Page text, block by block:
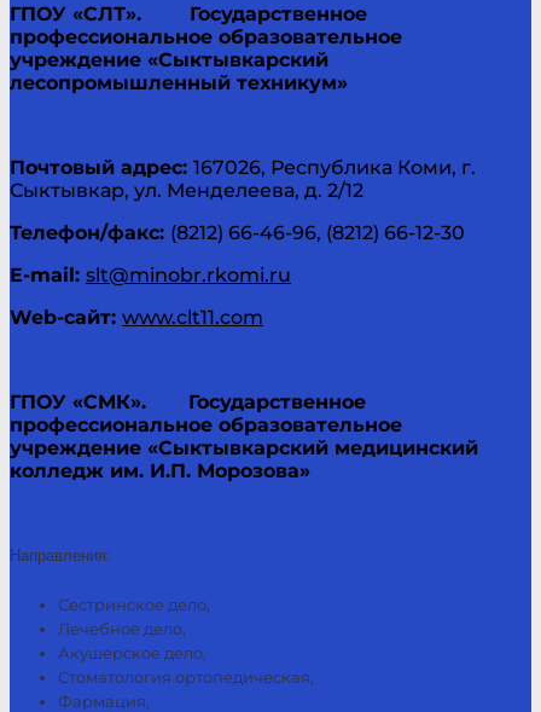
ГПОУ «СЛТ». Государственное
профессиональное образовательное
учреждение «Сыктывкарский
лесопромышленный техникум»
Почтовый адрес: 167026, Республика Коми, г.
Сыктывкар, ул. Менделеева, д. 2/12
Телефон/факс: (8212) 66-46-96, (8212) 66-12-30
E-mail: slt@minobr.rkomi.ru
Web-сайт: www.clt11.com
ГПОУ «СМК». Государственное
профессиональное образовательное
учреждение «Сыктывкарский медицинский
колледж им. И.П. Морозова»
Направления:
Сестринское дело,
Лечебное дело,
Акушерское дело,
Стоматология ортопедическая,
Фармация,